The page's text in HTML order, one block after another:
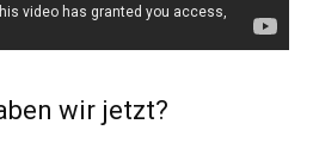
wir jetzt?